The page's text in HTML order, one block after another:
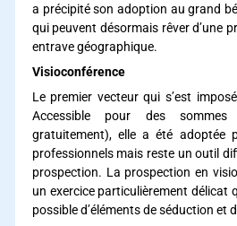
a précipité son adoption au grand
qui peuvent désormais rêver d’une
entrave géographique.
Visioconférence
Le premier vecteur qui s’est
Accessible pour des
gratuitement), elle a été adoptée
professionnels mais reste un outil
prospection. La prospection en
un exercice particulièrement délicat
possible d’éléments de séduction et